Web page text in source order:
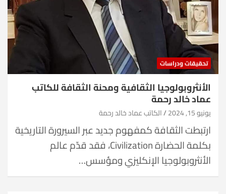
تحقيقات ودراسات
الأنثروبولوجيا الثقافية ومحنة الثقافة للكاتب
عماد خالد رحمة
يونيو 15, 2024 الكاتب عماد خالد رحمة
ارتبطت الثقافة كمفهوم جديد عبر السيرورة التاريخية
بكلمة الحضارة Civilization، فقد قدّم عالم
الأنثروبولوجيا الإنكليزي ومؤسس…